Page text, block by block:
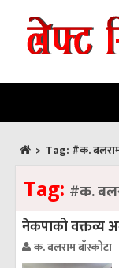
> Tag: #क.
Tag: #क.
नेकपाको वक्तव्य
क. बलराम बाँस्कोटा